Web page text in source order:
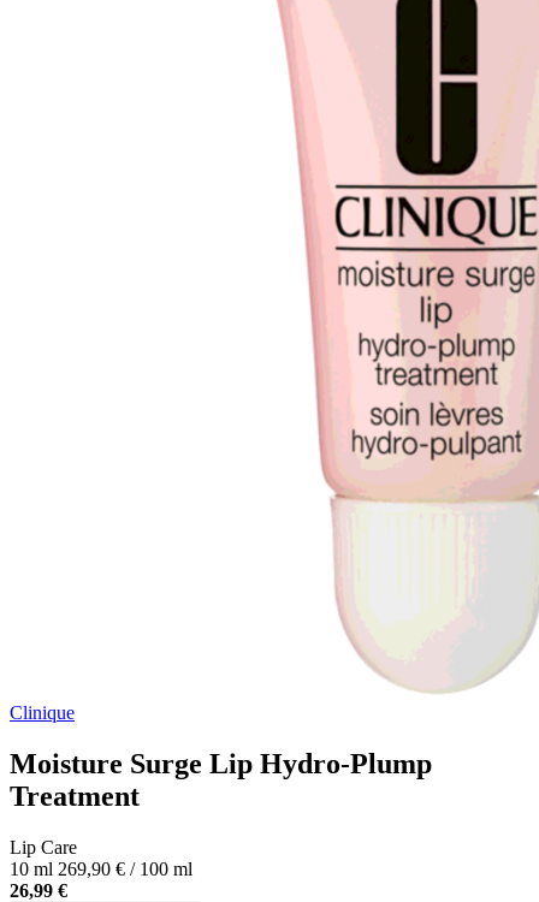
Clinique
Moisture Surge Lip Hydro-Plump
Treatment
Lip Care
10 ml 269,90 € / 100 ml
26,99 €